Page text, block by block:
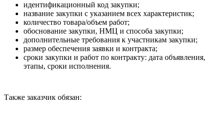
идентификационный код закупки;
название закупки с указанием всех характеристик;
количество товара/объем работ;
обоснование закупки, НМЦ и способа закупки;
дополнительные требования к участникам закупки;
размер обеспечения заявки и контракта;
сроки закупки и работ по контракту: дата объявления,
этапы, сроки исполнения.
Также заказчик обязан: